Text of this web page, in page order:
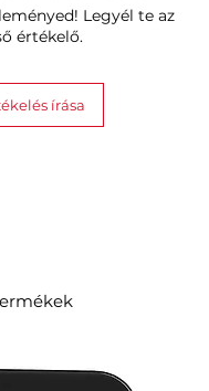
Legyél te az
értékelő.
írása